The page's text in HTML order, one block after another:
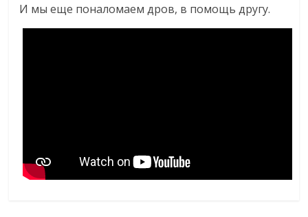
И мы еще поналомаем дров, в помощь другу.